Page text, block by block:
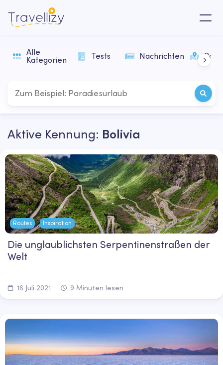
Alle
Kategorien
Tests Nachrichten
Aktive Kennung: Bolivia
Routes Inspiration
Die unglaublichsten Serpentinenstraßen der
Welt
16 Juli 2021 9 Minuten lesen